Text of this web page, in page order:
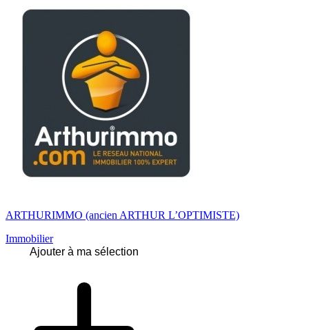
ARTHURIMMO (ancien ARTHUR L’OPTIMISTE)
Immobilier
Ajouter à ma sélection